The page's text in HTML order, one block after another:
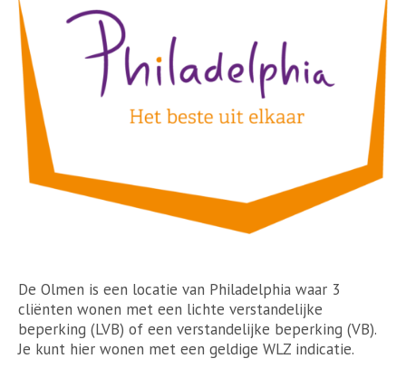
De Olmen is een locatie van Philadelphia waar 3
cliënten wonen met een lichte verstandelijke
beperking (LVB) of een verstandelijke beperking (VB).
Je kunt hier wonen met een geldige WLZ indicatie.